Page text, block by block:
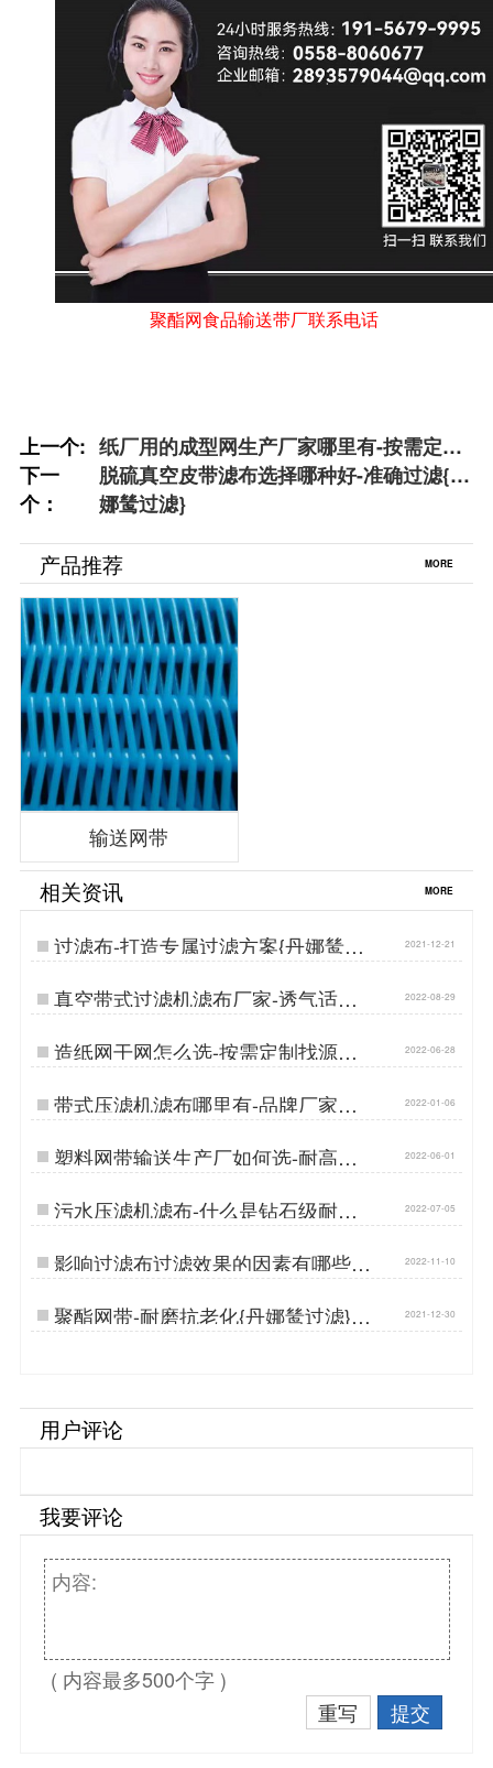
聚酯网食品输送带厂联系电话
上一个: 纸厂用的成型网生产厂家哪里有-按需定制
{丹娜鸶过滤}
下一
个：
脱硫真空皮带滤布选择哪种好-准确过滤{丹
娜鸶过滤}
产品推荐 MORE
输送网带
相关资讯 MORE
过滤布-打造专属过滤方案{丹娜鸶过
滤}…
2021-12-21
真空带式过滤机滤布厂家-透气适中
准确过滤[丹娜鸶]…
2022-08-29
造纸网干网怎么选-按需定制找源头
厂家[丹娜鸶]…
2022-06-28
带式压滤机滤布哪里有-品牌厂家性
价比高{丹娜鸶过滤}…
2022-01-06
塑料网带输送生产厂如何选-耐高温
耐磨损{丹娜鸶过滤}…
2022-06-01
污水压滤机滤布-什么是钻石级耐磨
[丹娜鸶]…
2022-07-05
影响过滤布过滤效果的因素有哪些-
来看看 {丹娜鸶过滤}…
2022-11-10
聚酯网带-耐磨抗老化{丹娜鸶过滤}… 2021-12-30
用户评论
我要评论
( 内容最多500个字 )
重写
提交